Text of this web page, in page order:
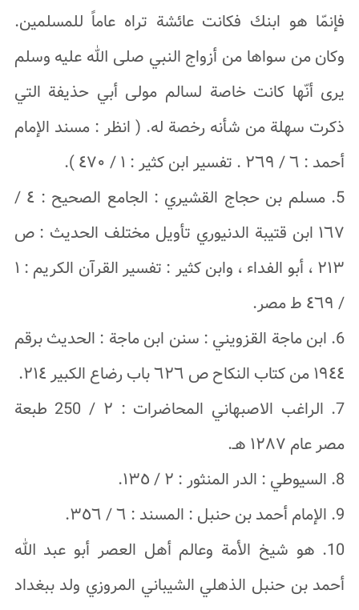
فإنمّا هو ابنك فکانت عائشة تراه عاماً للمسلمین.
وکان من سواها من أزواج النبي صلى الله علیه وسلم
یرى أنّها کانت خاصة لسالم مولى أبي حذیفة التي
ذکرت سهلة من شأنه رخصة له. ( انظر : مسند الإمام
أحمد : ٦ / ٢٦٩ . تفسیر ابن کثیر : ١ / ٤٧٠ ).
5. مسلم بن حجاج القشیري : الجامع الصحیح : ٤ /
١٦٧ ابن قتیبة الدنیوري تأویل مختلف الحدیث : ص
۲۱۳ ، أبو الفداء ، وابن کثیر : تفسیر القرآن الکریم : ١
/ ٤٦٩ ط مصر.
6. ابن ماجة القزویني : سنن ابن ماجة : الحدیث برقم
١٩٤٤ من کتاب النکاح ص ٦٢٦ باب رضاع الکبیر ٢١٤.
7. الراغب الاصبهاني المحاضرات : ۲ / 250 طبعة
مصر عام ١٢٨٧ هـ.
8. السیوطي : الدر المنثور : ٢ / ١٣٥.
9. الإمام أحمد بن حنبل : المسند : ٦ / ٣٥٦.
10. هو شیخ الأمة وعالم أهل العصر أبو عبد الله
أحمد بن حنبل الذهلي الشیباني المروزي ولد ببغداد